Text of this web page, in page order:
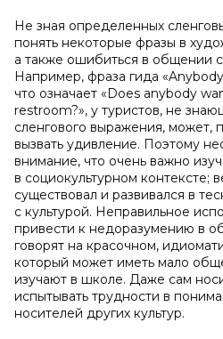
Не зная определенных
понять некоторые фразы в
а также ошибиться в общении
Например, фраза гида
что означает «Does anybody
restroom?», у туристов, не
сленгового выражения, может,
вызвать удивление. Поэтому
внимание, что очень важно
в социокультурном контексте;
существовал и развивался в
с культурой. Неправильное
привести к недоразумению в
говорят на красочном,
который может иметь мало
изучают в школе. Даже сам
испытывать трудности в
носителей других культур.